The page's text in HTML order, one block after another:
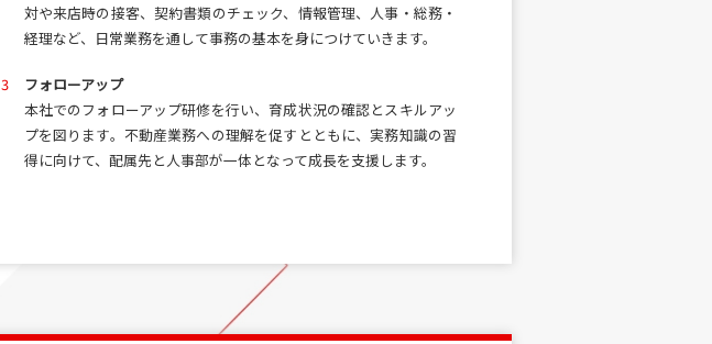
対や来店時の接客、契約書類のチェック、情報管理、人事・総務・
経理など、日常業務を通して事務の基本を身につけていきます。
3
フォローアップ
本社でのフォローアップ研修を行い、育成状況の確認とスキルアッ
プを図ります。不動産業務への理解を促すとともに、実務知識の習
得に向けて、配属先と人事部が一体となって成長を支援します。